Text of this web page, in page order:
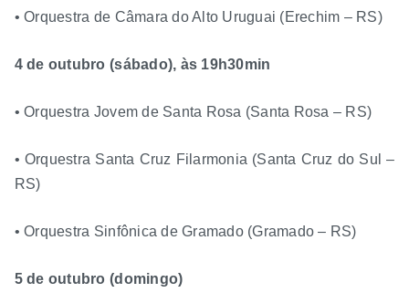
• Orquestra de Câmara do Alto Uruguai (Erechim – RS)
4 de outubro (sábado), às 19h30min
• Orquestra Jovem de Santa Rosa (Santa Rosa – RS)
• Orquestra Santa Cruz Filarmonia (Santa Cruz do Sul –
RS)
• Orquestra Sinfônica de Gramado (Gramado – RS)
5 de outubro (domingo)